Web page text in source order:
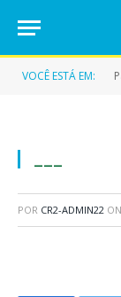
VOCÊ ESTÁ EM:
POR CR2-ADMIN22 ON